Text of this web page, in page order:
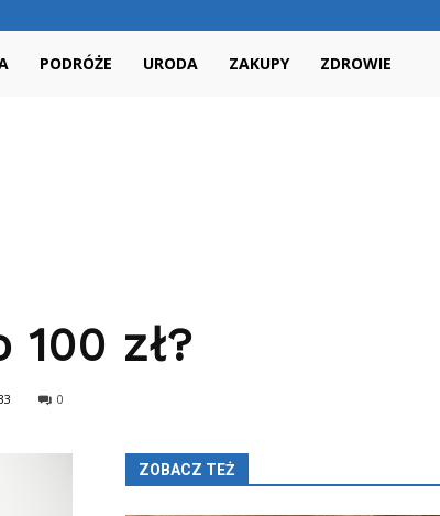
PODRÓŻE URODA ZAKUPY ZDROWIE
zł?
0
ZOBACZ TEŻ